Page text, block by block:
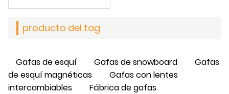
producto del tag
Gafas de esquí Gafas de snowboard
Gafas
de esquí magnéticas
Gafas con lentes
intercambiables
Fábrica de gafas